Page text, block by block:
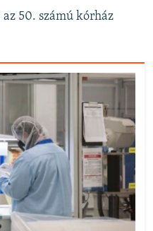
50. számú kórház